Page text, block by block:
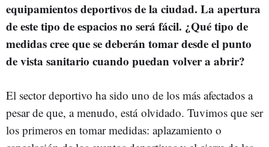
equipamientos deportivos de la ciudad. La apertura
de este tipo de espacios no será fácil. ¿Qué tipo de
medidas cree que se deberán tomar desde el punto
de vista sanitario cuando puedan volver a abrir?
El sector deportivo ha sido uno de los más afectados a
pesar de que, a menudo, está olvidado. Tuvimos que ser
los primeros en tomar medidas: aplazamiento o